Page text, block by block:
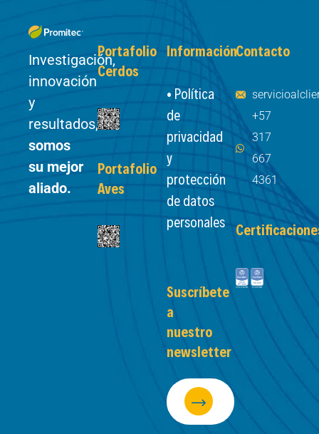
Investigación,
innovación
y
resultados,
somos
su mejor
aliado.
Portafolio
Cerdos
Portafolio
Aves
Información
• Política
de
privacidad
y
protección
de datos
personales
Suscríbete
a
nuestro
newsletter
Contacto
+57
317
667
4361